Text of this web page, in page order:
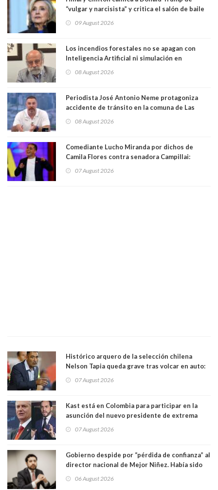
“vulgar y narcisista” y critica el salón de baile
casa. Y la está destruyendo”
09 August 2026
Los incendios forestales no se apagan con
Inteligencia Artificial ni simulación en
Magister en Asentamientos Humanos PUC
08 August 2026
Periodista José Antonio Neme protagoniza
accidente de tránsito en la comuna de Las
08 August 2026
Comediante Lucho Miranda por dichos de
Camila Flores contra senadora Campillai:
forma de quitar dignidad"
07 August 2026
Histórico arquero de la selección chilena
Nelson Tapia queda grave tras volcar en auto:
07 August 2026
Kast está en Colombia para participar en la
asunción del nuevo presidente de extrema
07 August 2026
Gobierno despide por “pérdida de confianza” al
director nacional de Mejor Niñez. Había sido
06 August 2026